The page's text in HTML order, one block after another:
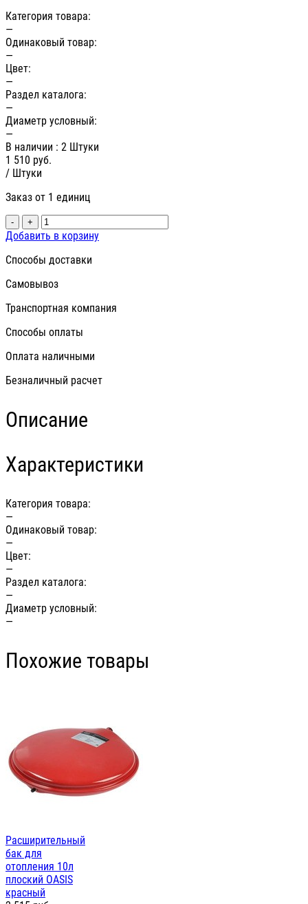
Категория товара:
—
Одинаковый товар:
—
Цвет:
—
Раздел каталога:
—
Диаметр условный:
—
В наличии : 2 Штуки
1 510 руб.
/ Штуки
Заказ от 1 единиц
- +
Добавить в корзину
Способы доставки
Самовывоз
Транспортная компания
Способы оплаты
Оплата наличными
Безналичный расчет
Описание
Характеристики
Категория товара:
—
Одинаковый товар:
—
Цвет:
—
Раздел каталога:
—
Диаметр условный:
—
Похожие товары
Расширительный
бак для
отопления 10л
плоский OASIS
красный